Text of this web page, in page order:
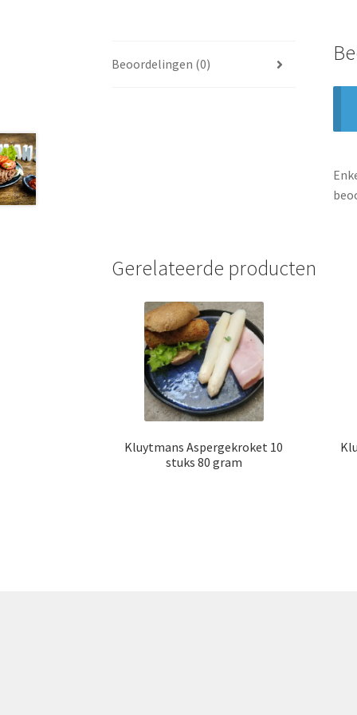
Beoordelingen (0)
Gerelateerde producten
Kluytmans Aspergekroket 10
stuks 80 gram